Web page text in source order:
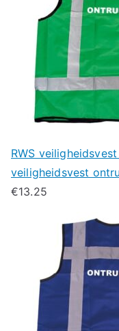
RWS
veiligheidsvest
€13.25